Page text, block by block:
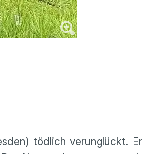
tödlich verunglückt. Er